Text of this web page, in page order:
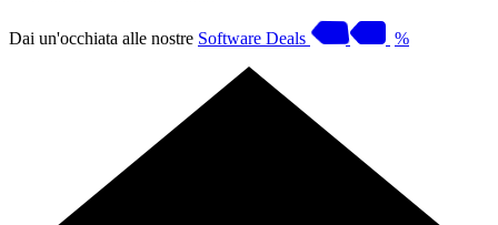
Dai un'occhiata alle nostre Software Deals %